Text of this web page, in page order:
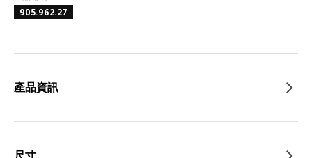
905.962.27
產品資訊